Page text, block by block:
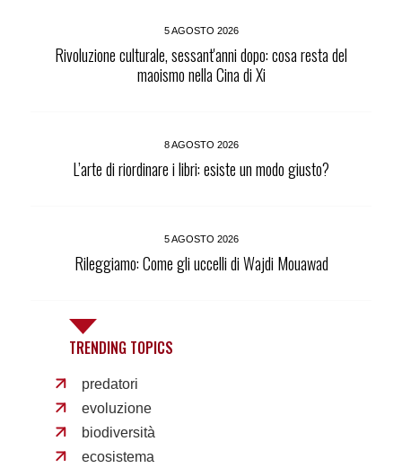
5 AGOSTO 2026
Rivoluzione culturale, sessant'anni dopo: cosa resta del
maoismo nella Cina di Xi
8 AGOSTO 2026
L’arte di riordinare i libri: esiste un modo giusto?
5 AGOSTO 2026
Rileggiamo: Come gli uccelli di Wajdi Mouawad
TRENDING TOPICS
predatori
evoluzione
biodiversità
ecosistema